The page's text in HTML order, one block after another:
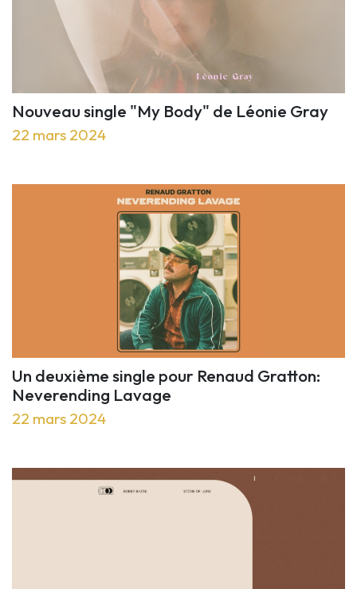
Nouveau single "My Body" de Léonie Gray
22 mars 2024
Un deuxième single pour Renaud Gratton:
Neverending Lavage
22 mars 2024